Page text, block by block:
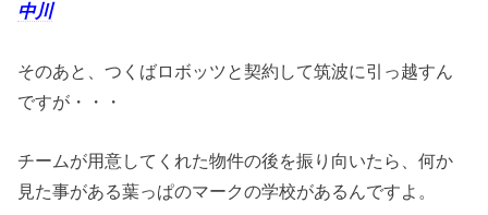
中川
そのあと、つくばロボッツと契約して筑波に引っ越すん
ですが・・・
チームが用意してくれた物件の後を振り向いたら、何か
見た事がある葉っぱのマークの学校があるんですよ。